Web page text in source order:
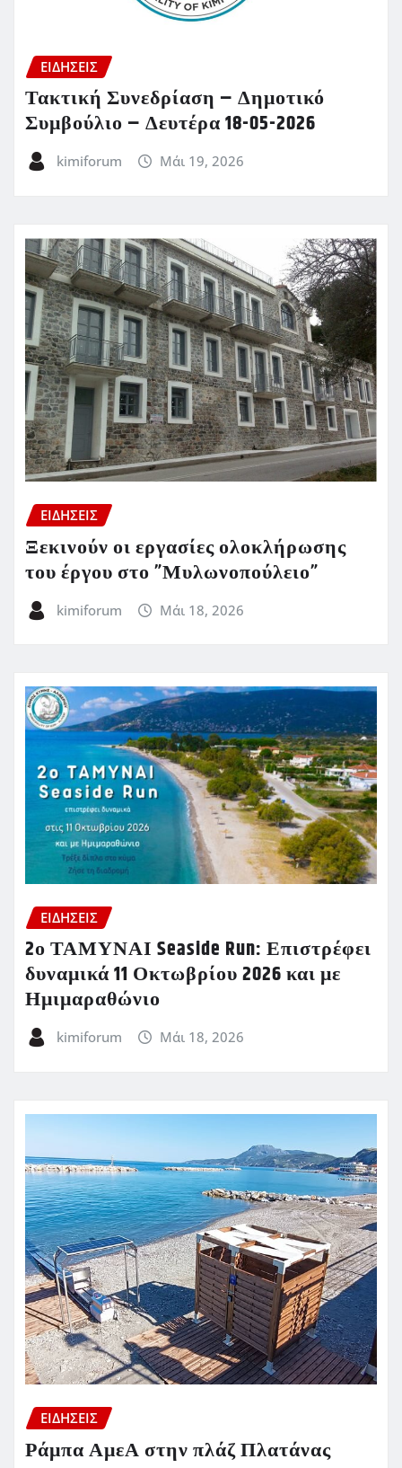
ΕΙΔΗΣΕΙΣ
Τακτική Συνεδρίαση – Δημοτικό
Συμβούλιο – Δευτέρα 18-05-2026
kimiforum Μάι 19, 2026
ΕΙΔΗΣΕΙΣ
Ξεκινούν οι εργασίες ολοκλήρωσης
του έργου στο ”Μυλωνοπούλειο”
kimiforum Μάι 18, 2026
ΕΙΔΗΣΕΙΣ
2ο ΤΑΜΥΝΑΙ Seaside Run: Επιστρέφει
δυναμικά 11 Οκτωβρίου 2026 και με
Ημιμαραθώνιο
kimiforum Μάι 18, 2026
ΕΙΔΗΣΕΙΣ
Ράμπα ΑμεΑ στην πλάζ Πλατάνας